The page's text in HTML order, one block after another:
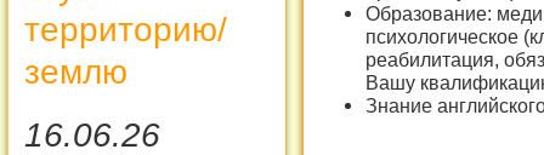
территорию/
землю
16.06.26
Образование:
психологическое
реабилитация,
Вашу
Знание